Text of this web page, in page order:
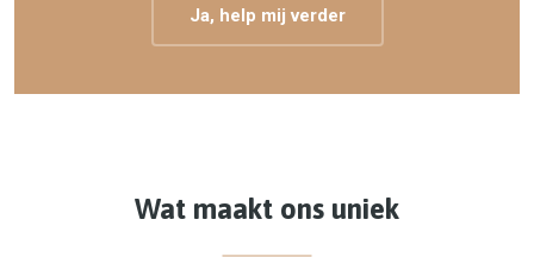
Ja, help mij verder
Wat maakt ons uniek